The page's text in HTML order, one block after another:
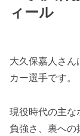
ィール
大久保嘉人さん
カー選手です。
現役時代の主な
負強さ、裏への